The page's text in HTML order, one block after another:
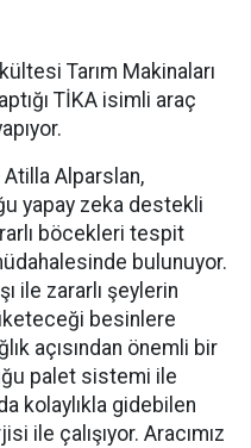
Tarım Makinaları
TİKA isimli araç
Alparslan,
yapay zeka destekli
böcekleri tespit
bulunuyor.
ile zararlı şeylerin
besinlere
açısından önemli bir
palet sistemi ile
kolaylıkla gidebilen
ile çalışıyor. Aracımız